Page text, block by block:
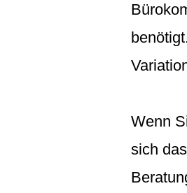
Wenn
sich